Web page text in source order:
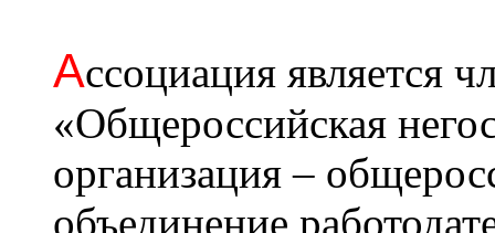
Ассоциация является
«Общероссийская
организация –
объединение